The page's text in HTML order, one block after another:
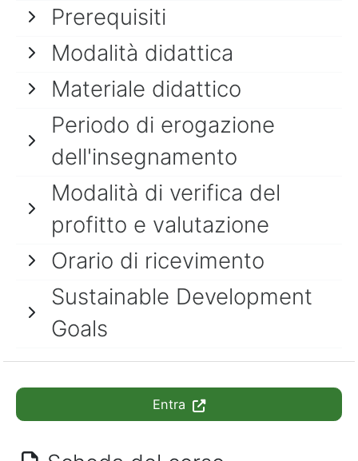
Prerequisiti
Modalità didattica
Materiale didattico
Periodo di erogazione
dell'insegnamento
Modalità di verifica del
profitto e valutazione
Orario di ricevimento
Sustainable Development
Goals
Entra